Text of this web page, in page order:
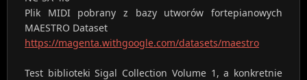
Plik MIDI pobrany z bazy utworów fortepianowych
MAESTRO Dataset
https://magenta.withgoogle.com/datasets/maestro
Test biblioteki Sigal Collection Volume 1, a konkretnie